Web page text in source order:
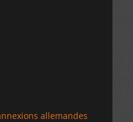
allemandes